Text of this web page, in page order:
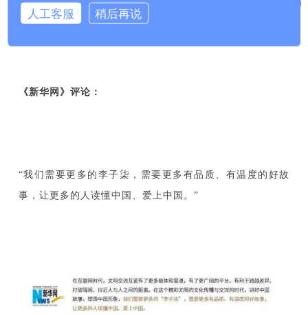
故事。”
《新华网》评论：
“我们需要更多的李子柒，需要更多有品质、有温度的好故
事，让更多的人读懂中国、爱上中国。”
人工客服 稍后再说